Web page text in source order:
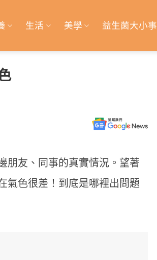
生活 美學 益生菌大小事
朋友、同事的真實情況。望著
氣色很差！到底是哪裡出問題